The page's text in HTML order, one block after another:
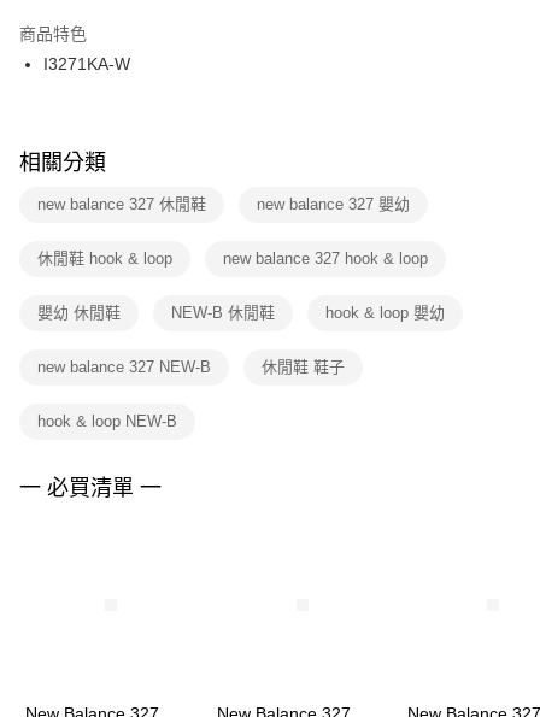
２．訂單成立數日內，您將收到繳費通知簡訊。
３．收到繳費通知簡訊後14天內，點擊此簡訊中的連結，可透過四大超商／
ATM／網路銀行／等多元方式進行付款，方視為交易完成。
※ 交易是否成功請以「AFTEE先享後付 」之結帳頁面顯示為準，若有關於
是否繳費成功／繳費後需取消欲退款等相關疑問，請聯繫「AFTEE先享後付
客戶支援中心」 https://netprotections.freshdesk.com/support/home
１．透過由恩沛科技股份有限公司提供之「AFTEE先享後付」服務完成之交
權轉讓予恩沛科技股份有限公司。
３．未成年的使用者請事先徵得法定代理人或監護人之同意方可使用
任。
請求用戶進行身份認證。
５．嚴禁一人註冊多個帳號或使用他人資訊註冊。若發現惡意使用之情形，
付款後門市自取
每筆NT$100，滿NT$1,500(含以上)免運費
商品特色
I3271KA-W
相關分類
new balance 327 休閒鞋 new balance 327 嬰幼
休閒鞋 hook & loop new balance 327 hook & loop
嬰幼 休閒鞋 NEW-B 休閒鞋 hook & loop 嬰幼
new balance 327 NEW-B 休閒鞋 鞋子
hook & loop NEW-B
一 必買清單 一